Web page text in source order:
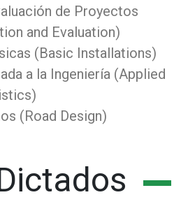
de Proyectos
and Evaluation)
(Basic Installations)
a la Ingeniería (Applied
(Road Design)